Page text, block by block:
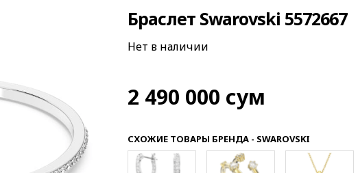
Браслет Swarovski 5572667
Нет в наличии
2 490 000 сум
СХОЖИЕ ТОВАРЫ БРЕНДА - SWAROVSKI